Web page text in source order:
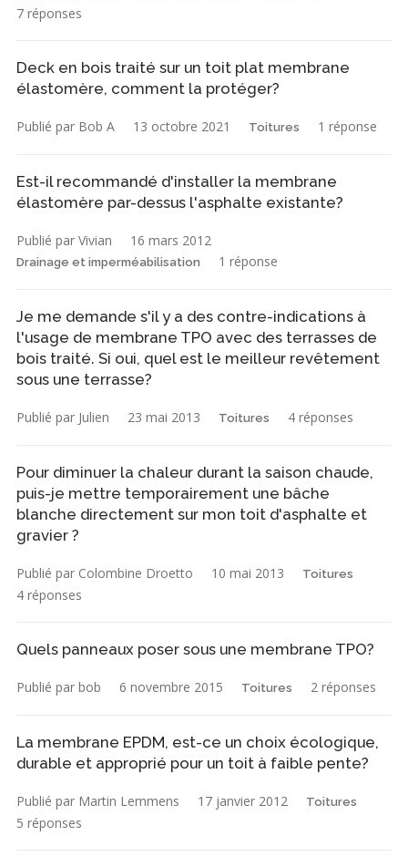
7 réponses
Deck en bois traité sur un toit plat membrane
élastomère, comment la protéger?
Publié par Bob A 13 octobre 2021 Toitures 1 réponse
Est-il recommandé d'installer la membrane
élastomère par-dessus l'asphalte existante?
Publié par Vivian 16 mars 2012
Drainage et imperméabilisation 1 réponse
Je me demande s'il y a des contre-indications à
l'usage de membrane TPO avec des terrasses de
bois traité. Si oui, quel est le meilleur revêtement
sous une terrasse?
Publié par Julien 23 mai 2013 Toitures 4 réponses
Pour diminuer la chaleur durant la saison chaude,
puis-je mettre temporairement une bâche
blanche directement sur mon toit d'asphalte et
gravier ?
Publié par Colombine Droetto 10 mai 2013 Toitures
4 réponses
Quels panneaux poser sous une membrane TPO?
Publié par bob 6 novembre 2015 Toitures 2 réponses
La membrane EPDM, est-ce un choix écologique,
durable et approprié pour un toit à faible pente?
Publié par Martin Lemmens 17 janvier 2012 Toitures
5 réponses